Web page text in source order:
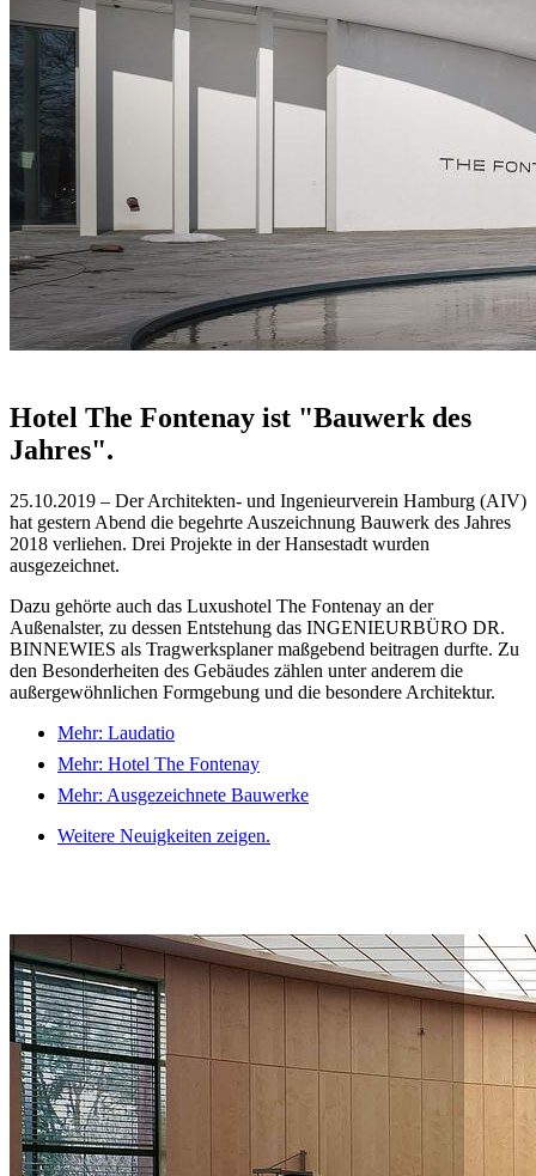
Hotel The Fontenay ist "Bauwerk des
Jahres".
25.10.2019 – Der Architekten- und Ingenieurverein Hamburg (AIV)
hat gestern Abend die begehrte Auszeichnung Bauwerk des Jahres
2018 verliehen. Drei Projekte in der Hansestadt wurden
ausgezeichnet.
Dazu gehörte auch das Luxushotel The Fontenay an der
Außenalster, zu dessen Entstehung das INGENIEURBÜRO DR.
BINNEWIES als Tragwerksplaner maßgebend beitragen durfte. Zu
den Besonderheiten des Gebäudes zählen unter anderem die
außergewöhnlichen Formgebung und die besondere Architektur.
Mehr: Laudatio
Mehr: Hotel The Fontenay
Mehr: Ausgezeichnete Bauwerke
Weitere Neuigkeiten zeigen.